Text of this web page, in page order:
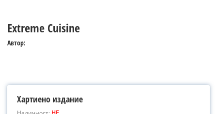
Extreme Cuisine
Автор:
Хартиено издание